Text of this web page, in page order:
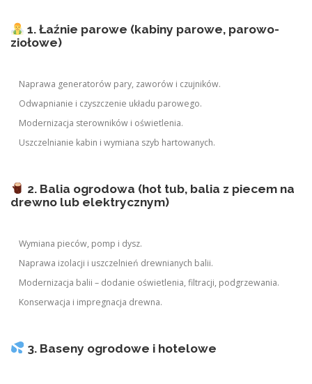
1. Łaźnie parowe (kabiny parowe, parowo-
ziołowe)
Naprawa generatorów pary, zaworów i czujników.
Odwapnianie i czyszczenie układu parowego.
Modernizacja sterowników i oświetlenia.
Uszczelnianie kabin i wymiana szyb hartowanych.
2. Balia ogrodowa (hot tub, balia z piecem na
drewno lub elektrycznym)
Wymiana pieców, pomp i dysz.
Naprawa izolacji i uszczelnień drewnianych balii.
Modernizacja balii – dodanie oświetlenia, filtracji, podgrzewania.
Konserwacja i impregnacja drewna.
3. Baseny ogrodowe i hotelowe